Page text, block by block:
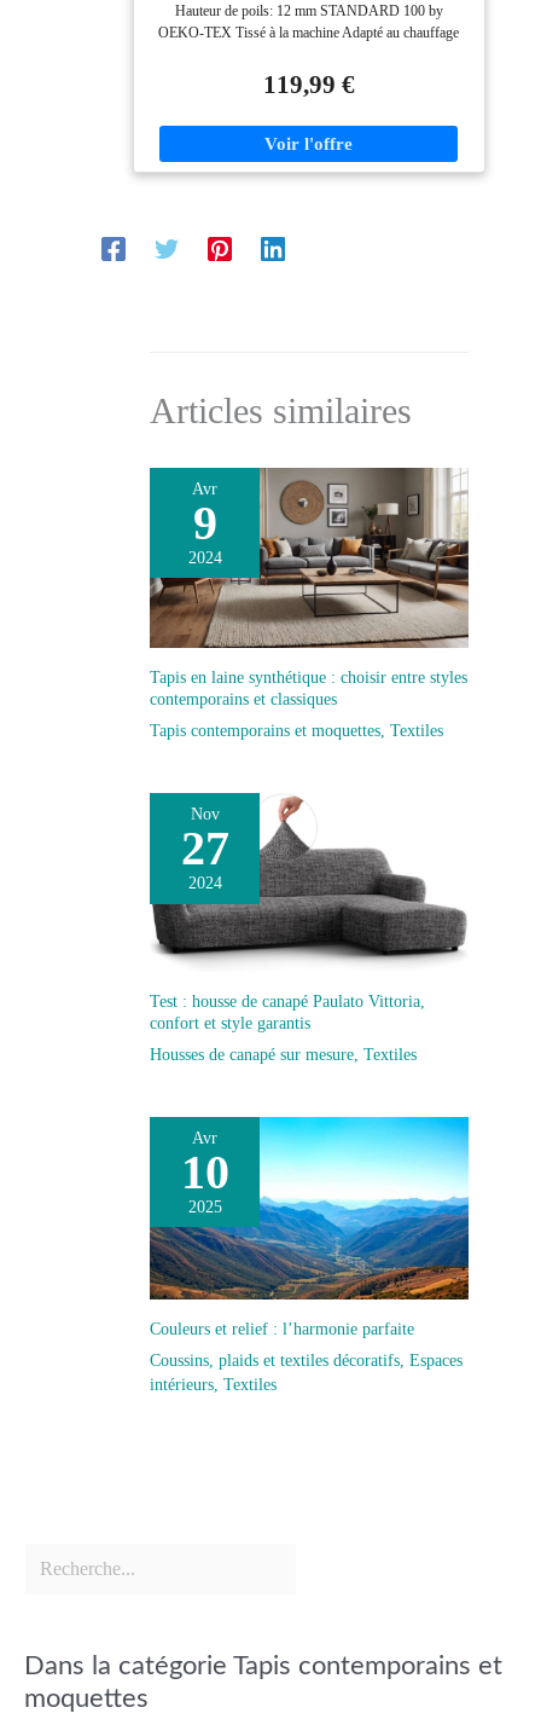
Hauteur de poils: 12 mm STANDARD 100 by
OEKO-TEX Tissé à la machine Adapté au chauffage
119,99 €
Articles similaires
Avr
9
2024
Tapis en laine synthétique : choisir entre styles
contemporains et classiques
Tapis contemporains et moquettes, Textiles
Nov
27
2024
Test : housse de canapé Paulato Vittoria,
confort et style garantis
Housses de canapé sur mesure Textiles
Avr
10
2025
Couleurs et relief : l’harmonie parfaite
Coussins, plaids et textiles décoratifs Espaces
intérieurs Textiles
Dans la catégorie Tapis contemporains et
moquettes